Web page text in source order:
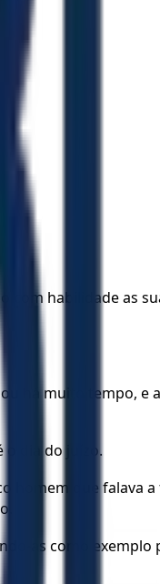
habilidade as
há muito tempo, e
o dia do juízo.
que falava a
as como exemplo